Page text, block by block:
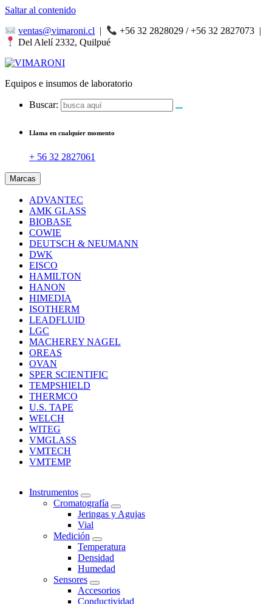
Saltar al contenido
ventas@vimaroni.cl | +56 32 2828029 / +56 32 2827073 |
Del Alelí 2332, Quilpué
Equipos e insumos de laboratorio
Buscar:
Llama en cualquier momento
+ 56 32 2827061
Marcas
ADVANTEC
AMK GLASS
BIOBASE
COWIE
DEUTSCH & NEUMANN
DWK
EISCO
HAMILTON
HANON
HIMEDIA
ISOTHERM
LEADFLUID
LGC
MACHEREY NAGEL
OREAS
OVAN
SPER SCIENTIFIC
TEMPSHIELD
THERMCO
U.S. TAPE
WELCH
WITEG
VMGLASS
VMTECH
VMTEMP
Instrumentos
Cromatografía
Jeringas y Agujas
Vial
Medición
Temperatura
Densidad
Humedad
Sensores
Accesorios
Conductividad